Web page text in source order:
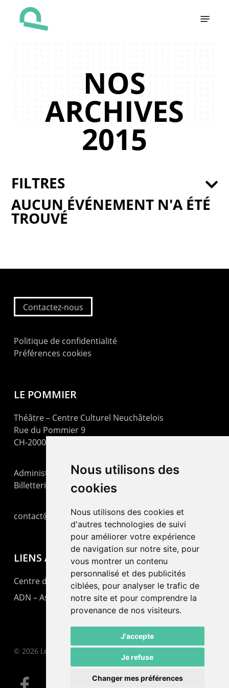
Nous utilisons des
cookies
Nous utilisons des cookies et
d'autres technologies de suivi
pour améliorer votre expérience
de navigation sur notre site, pour
vous montrer un contenu
personnalisé et des publicités
ciblées, pour analyser le trafic de
notre site et pour comprendre la
provenance de nos visiteurs.
J'accepte
Je refuse
Changer mes préférences
NOS
ARCHIVES
2015
AUCUN ÉVÉNEMENT N'A ÉTÉ
TROUVÉ
FILTRES
Contactez-nous
Politique de confidentialité
Préférences cookies
LE POMMIER
Théâtre – Centre Culturel Neuchâtelois
Rue du Pommier 9
CH-2000 Neuchâtel
Administration : +41 32 725 03 03
Billetterie : +41 32 725 05 05
contact@lepommier.ch
LIENS AMIS
Centre de culture ABC
ADN – Association Danse Neuchâtel
© 2026 Le Pommier.
facebook email